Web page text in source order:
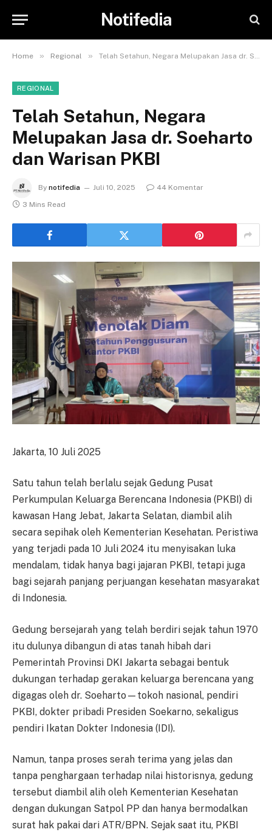
Notifedia
Home » Regional » Telah Setahun, Negara Melupakan Jasa dr. Soeharto dan Warisan PKBI
REGIONAL
Telah Setahun, Negara
Melupakan Jasa dr. Soeharto
dan Warisan PKBI
By notifedia Juli 10, 2025
44 Komentar
3 Mins Read
Jakarta, 10 Juli 2025
Satu tahun telah berlalu sejak Gedung Pusat
Perkumpulan Keluarga Berencana Indonesia (PKBI) di
kawasan Hang Jebat, Jakarta Selatan, diambil alih
secara sepihak oleh Kementerian Kesehatan. Peristiwa
yang terjadi pada 10 Juli 2024 itu menyisakan luka
mendalam, tidak hanya bagi jajaran PKBI, tetapi juga
bagi sejarah panjang perjuangan kesehatan masyarakat
di Indonesia.
Gedung bersejarah yang telah berdiri sejak tahun 1970
itu dulunya dibangun di atas tanah hibah dari
Pemerintah Provinsi DKI Jakarta sebagai bentuk
dukungan terhadap gerakan keluarga berencana yang
digagas oleh dr. Soeharto—tokoh nasional, pendiri
PKBI, dokter pribadi Presiden Soekarno, sekaligus
pendiri Ikatan Dokter Indonesia (IDI).
Namun, tanpa proses serah terima yang jelas dan
tanpa penghargaan terhadap nilai historisnya, gedung
tersebut diambil alih oleh Kementerian Kesehatan
dengan dukungan Satpol PP dan hanya bermodalkan
surat hak pakai dari ATR/BPN. Sejak saat itu, PKBI